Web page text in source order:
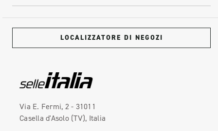
LOCALIZZATORE DI NEGOZI
Via E. Fermi, 2 - 31011
Casella d'Asolo (TV), Italia